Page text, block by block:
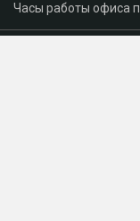
Часы работы офиса